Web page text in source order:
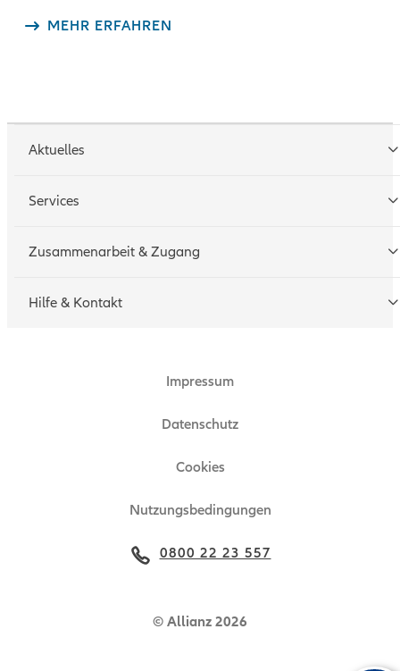
MEHR ERFAHREN
Aktuelles
Services
Tarifrechner
Zusammenarbeit & Zugang
Geschäftspartner werden
Hilfe & Kontakt
Impressum
Datenschutz
Cookies
Nutzungsbedingungen
© Allianz 2026
0800 22 23 557